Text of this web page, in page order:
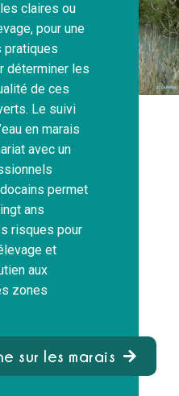
claires ou
pour une
pratiques
déterminer les
de ces
Le suivi
en marais
avec un
permet
ans
risques pour
et
aux
zones
sur les marais